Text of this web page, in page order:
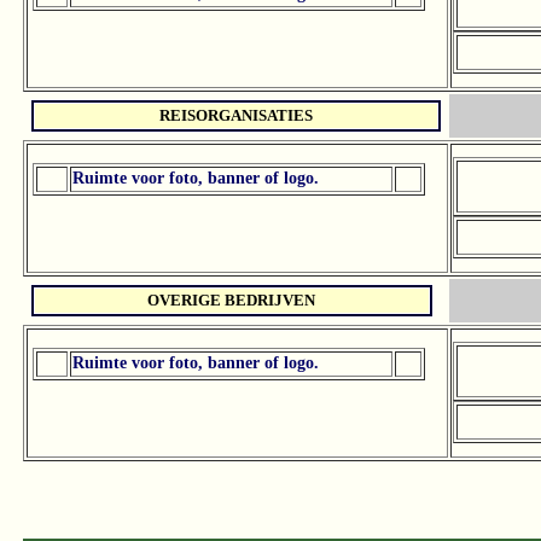
REISORGANISATIES
Ruimte voor foto, banner of logo.
OVERIGE BEDRIJVEN
Ruimte voor foto, banner of logo.